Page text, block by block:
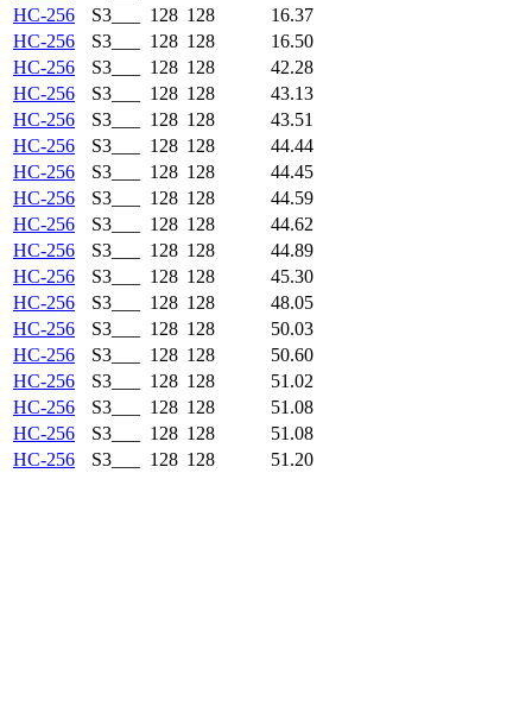
HC-256
S3___ 128 128
16.37
HC-256
S3___ 128 128
16.50
HC-256
S3___ 128 128
42.28
HC-256
S3___ 128 128
43.13
HC-256
S3___ 128 128
43.51
HC-256
S3___ 128 128
44.44
HC-256
S3___ 128 128
44.45
HC-256
S3___ 128 128
44.59
HC-256
S3___ 128 128
44.62
HC-256
S3___ 128 128
44.89
HC-256
S3___ 128 128
45.30
HC-256
S3___ 128 128
48.05
HC-256
S3___ 128 128
50.03
HC-256
S3___ 128 128
50.60
HC-256
S3___ 128 128
51.02
HC-256
S3___ 128 128
51.08
HC-256
S3___ 128 128
51.08
HC-256
S3___ 128 128 51.20